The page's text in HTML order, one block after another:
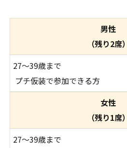
男性
（残り2席）
27〜39歳まで
プチ仮装で参加できる方
女性
（残り1席）
27〜39歳まで